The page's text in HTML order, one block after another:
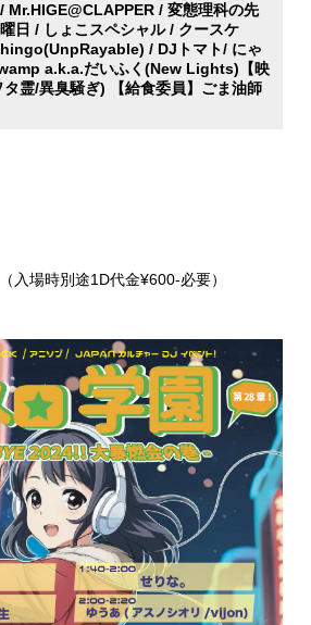
/ Mr.HIGE@CLAPPER / 変態理科の先
日 / しょこスペシャル / クースケ
/ DJトマト/ にゃ
a.k.a.だいふく(New Lights)【映
霊/異臭騒ぎ) 【給食委員】ごま油師
入場時別途1D代金¥600-必要）